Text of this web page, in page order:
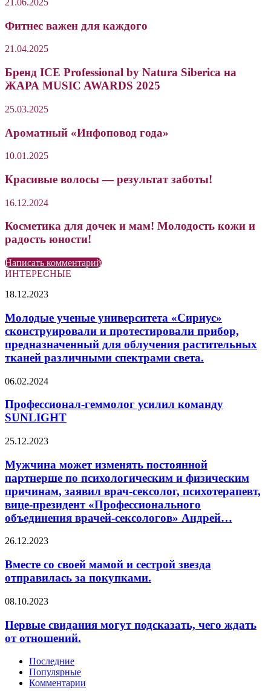
21.06.2025
Фитнес важен для каждого
21.04.2025
Бренд ICE Professional by Natura Siberica на
ЖАРА MUSIC AWARDS 2025
25.03.2025
Ароматный «Инфоповод года»
10.01.2025
Красивые волосы — результат заботы!
16.12.2024
Косметика для дочек и мам! Молодость кожи и
радость юности!
Написать комментарий
ИНТЕРЕСНЫЕ
Молодые
университета
«Сириус»
сконструировали
и
протестировали
предназначенный
облучения
растительных
тканей
спектрами
18.12.2023
Молодые ученые университета «Сириус»
сконструировали и протестировали прибор,
предназначенный для облучения растительных
тканей различными спектрами света.
Профессионал-
усилил
команду
SUNLIGHT
06.02.2024
Профессионал-геммолог усилил команду
SUNLIGHT
Мужчина
изменять
постоянной
партнерше
по
психологическим
и
причинам,
врач-
сексолог,
психотерапевт,
президент
объединения
врачей-
Андрей…
25.12.2023
Мужчина может изменять постоянной
партнерше по психологическим и физическим
причинам, заявил врач-сексолог, психотерапевт,
вице-президент «Профессионального
объединения врачей-сексологов» Андрей…
Вместе
своей
мамой
и
звезда
за
покупками.
26.12.2023
Вместе со своей мамой и сестрой звезда
отправилась за покупками.
Первые
могут
подсказать,
чего
отношений.
08.10.2023
Первые свидания могут подсказать, чего ждать
от отношений.
Последние
Популярные
Комментарии